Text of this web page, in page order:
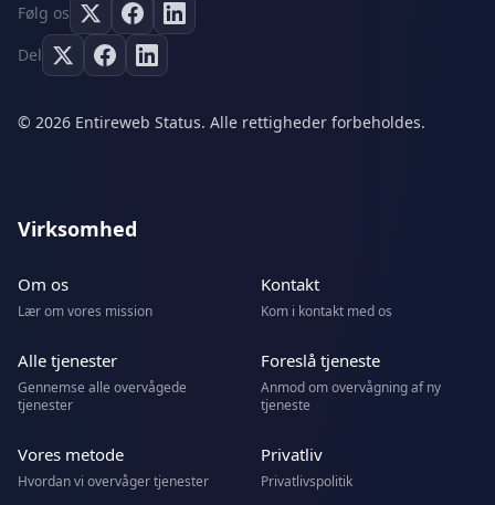
Følg os
Del
© 2026 Entireweb Status. Alle rettigheder forbeholdes.
Virksomhed
Om os
Lær om vores mission
Kontakt
Kom i kontakt med os
Alle tjenester
Gennemse alle overvågede
tjenester
Foreslå tjeneste
Anmod om overvågning af ny
tjeneste
Vores metode
Hvordan vi overvåger tjenester
Privatliv
Privatlivspolitik